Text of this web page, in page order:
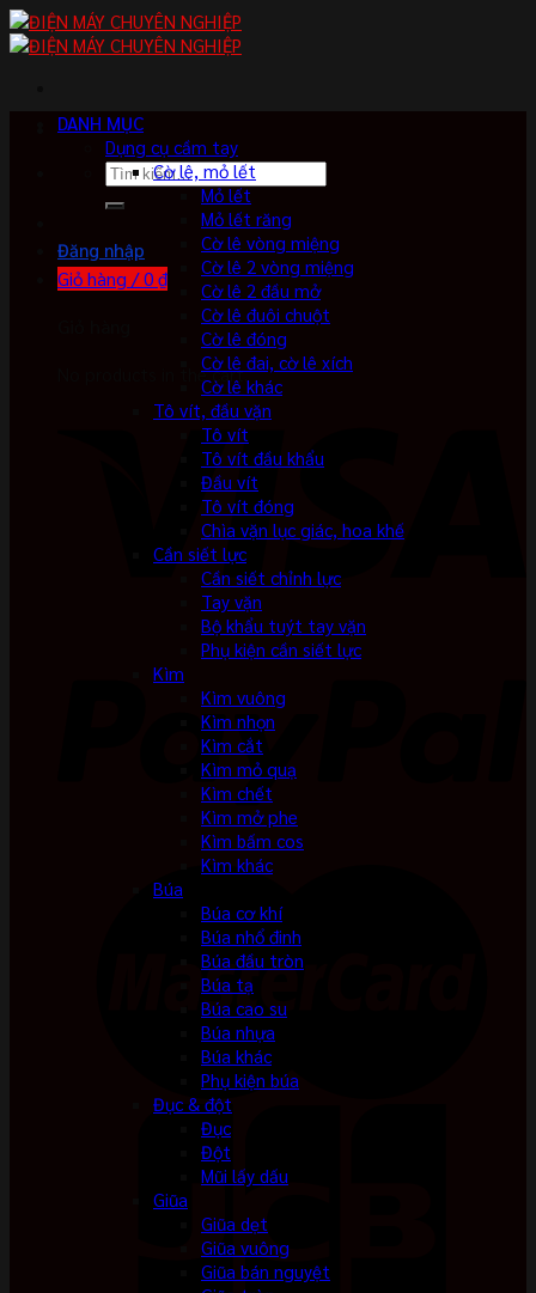
Skip
to
Tìm
kiếm:
Đăng nhập
Giỏ hàng /0 ₫
No products in the cart.
DANH MỤC
Dụng cụ cầm tay
Cờ lê, mỏ lết
Mỏ lết
Mỏ lết răng
Cờ lê vòng miệng
Cờ lê 2 vòng miệng
Cờ lê 2 đầu mở
Cờ lê đuôi chuột
Cờ lê đóng
Cờ lê đai, cờ lê xích
Cờ lê khác
Tô vít, đầu vặn
Tô vít
Tô vít đầu khẩu
Đầu vít
Tô vít đóng
Chìa vặn lục giác, hoa khế
Cần siết lực
Cần siết chỉnh lực
Tay vặn
Bộ khẩu tuýt tay vặn
Phụ kiện cần siết lực
Kìm
Kìm vuông
Kìm nhọn
Kìm cắt
Kìm mỏ quạ
Kìm chết
Kìm mở phe
Kìm bấm cos
Kìm khác
Búa
Búa cơ khí
Búa nhổ đinh
Búa đầu tròn
Búa tạ
Búa cao su
Búa nhựa
Búa khác
Phụ kiện búa
Đục & đột
Đục
Đột
Mũi lấy dấu
Giũa
Giũa dẹt
Giũa vuông
Giũa bán nguyệt